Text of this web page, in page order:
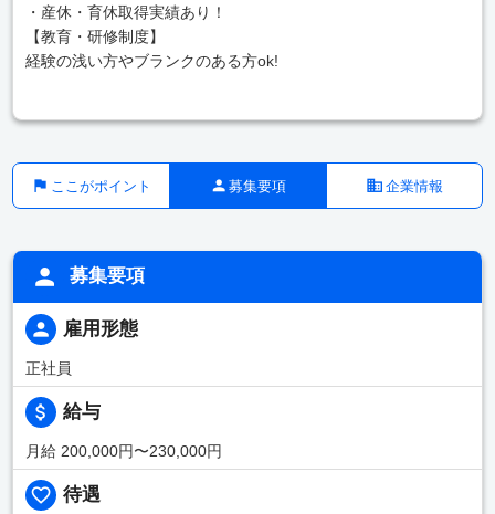
・産休・育休取得実績あり！
【教育・研修制度】
経験の浅い方やブランクのある方ok!
ここがポイント 募集要項 企業情報
募集要項
雇用形態
正社員
給与
月給 200,000円〜230,000円
待遇